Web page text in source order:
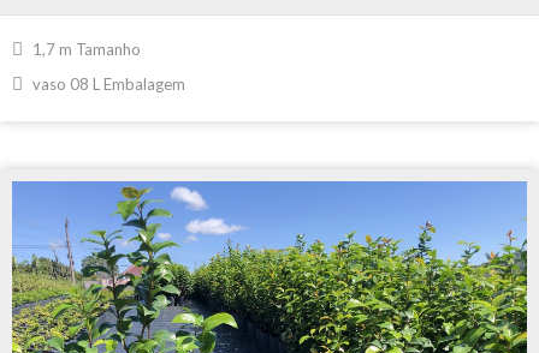
1,7 m Tamanho
vaso 08 L Embalagem